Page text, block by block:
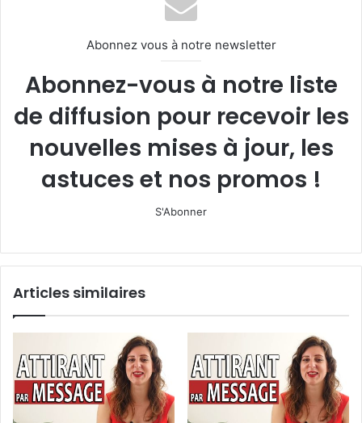
Abonnez vous à notre newsletter
Abonnez-vous à notre liste
de diffusion pour recevoir les
nouvelles mises à jour, les
astuces et nos promos !
S'Abonner
Articles similaires